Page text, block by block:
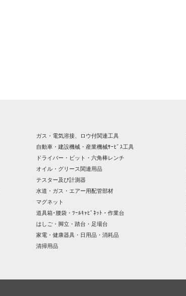
ガス・電気溶接、ロウ付関連工具
自動車・建設機械・産業機械ｻｰﾋﾞｽ工具
ドライバー・ビット・六角棒レンチ
オイル・グリース関連用品
テスター及び計測器
水道・ガス・エアー用配管部材
マグネット
道具箱･腰袋・ﾂｰﾙｷｬﾋﾞﾈｯﾄ・作業台
はしご・脚立・踏台・足場台
家電・健康器具・日用品・消耗品
清掃用品